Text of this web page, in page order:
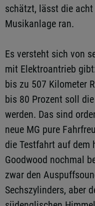
schätzt, lässt die
Musikanlage ran.
Es versteht sich von
mit Elektroantrieb
bis zu 507 Kilometer
bis 80 Prozent soll
werden. Das sind
neue MG pure
die Testfahrt auf dem
Goodwood nochmal
zwar den
Sechszylinders, aber